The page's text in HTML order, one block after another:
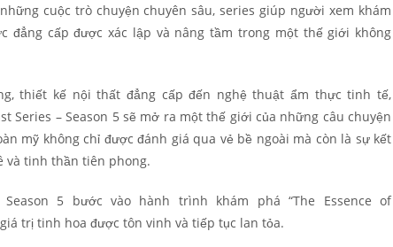
cuộc trò chuyện chuyên sâu, series giúp người xem khám
đẳng cấp được xác lập và nâng tầm trong một thế giới không
thiết kế nội thất đẳng cấp đến nghệ thuật ẩm thực tinh tế,
Series – Season 5 sẽ mở ra một thế giới của những câu chuyện
mỹ không chỉ được đánh giá qua vẻ bề ngoài mà còn là sự kết
và tinh thần tiên phong.
5 bước vào hành trình khám phá “The Essence of
trị tinh hoa được tôn vinh và tiếp tục lan tỏa.